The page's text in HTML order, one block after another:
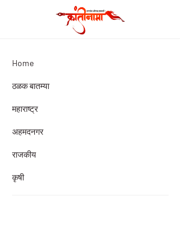
Home
ठळक बातम्या
महाराष्ट्र
अहमदनगर
राजकीय
कृषी